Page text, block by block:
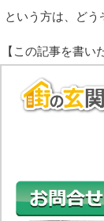
という方は、どう